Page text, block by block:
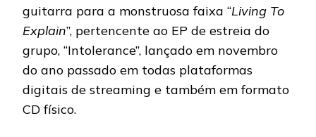
guitarra para a monstruosa faixa “Living To
Explain”, pertencente ao EP de estreia do
grupo, “Intolerance”, lançado em novembro
do ano passado em todas plataformas
digitais de streaming e também em formato
CD físico.